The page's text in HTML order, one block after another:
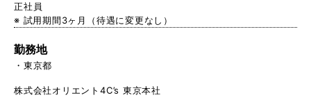
正社員
※ 試用期間3ヶ月（待遇に変更なし）
勤務地
東京都
株式会社オリエント4C’s 東京本社